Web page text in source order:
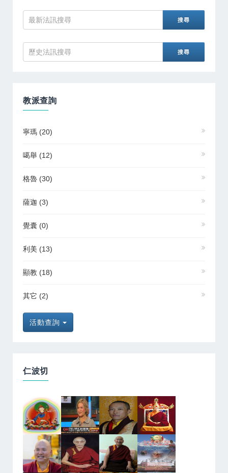
教派查詢
寧瑪 (20)
噶舉 (12)
格魯 (30)
薩迦 (3)
覺囊 (0)
利美 (13)
顯教 (18)
其它 (2)
活動查詢
仁波切